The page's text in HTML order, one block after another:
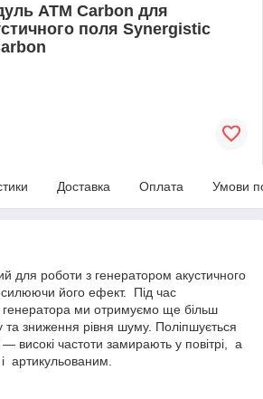
ATM Carbon для
поля Synergistic
Доставка Оплата Умови
для роботи з генератором акустичного
його ефект. Під час
генератора ми отримуємо ще більш
та зниження рівня шуму. Поліпшується
високі частоти замирають у повітрі, а
артикульованим.